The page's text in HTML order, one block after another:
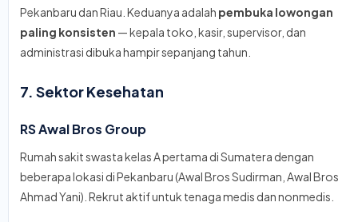
Pekanbaru dan Riau. Keduanya adalah pembuka lowongan
paling konsisten — kepala toko, kasir, supervisor, dan
administrasi dibuka hampir sepanjang tahun.
7. Sektor Kesehatan
RS Awal Bros Group
Rumah sakit swasta kelas A pertama di Sumatera dengan
beberapa lokasi di Pekanbaru (Awal Bros Sudirman, Awal Bros
Ahmad Yani). Rekrut aktif untuk tenaga medis dan nonmedis.